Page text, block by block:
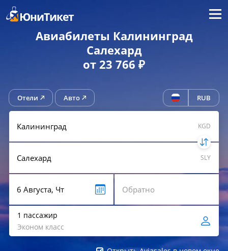
ЮниТикет Меню
Авиабилеты Калининград
Салехард
от 23 766 ₽
Отели Авто RUB
KGD
SLY
1 пассажир
Эконом класс